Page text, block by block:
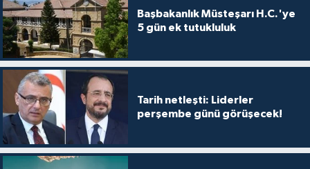
Başbakanlık Müsteşarı H.C.'ye
5 gün ek tutukluluk
Tarih netleşti: Liderler
perşembe günü görüşecek!